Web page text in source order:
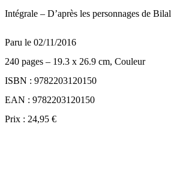
Intégrale – D’après les personnages de Bilal
Paru le 02/11/2016
240 pages – 19.3 x 26.9 cm, Couleur
ISBN : 9782203120150
EAN : 9782203120150
Prix : 24,95 €